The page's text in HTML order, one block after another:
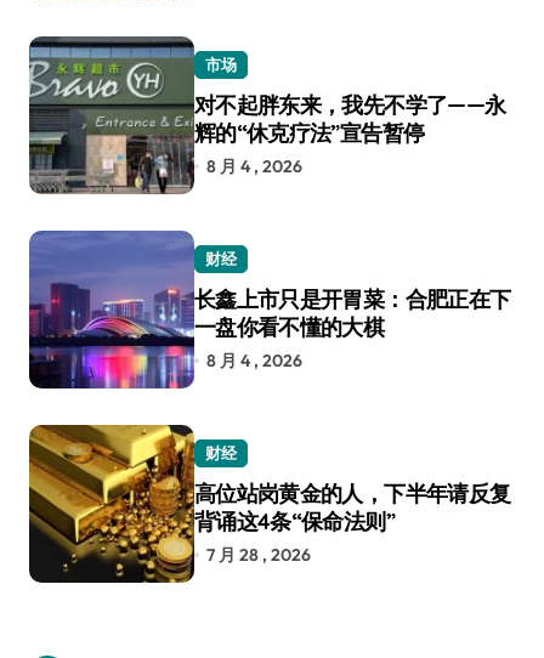
市场
对不起胖东来，我先不学了——永
辉的“休克疗法”宣告暂停
8 月 4 , 2026
财经
长鑫上市只是开胃菜：合肥正在下
一盘你看不懂的大棋
8 月 4 , 2026
财经
高位站岗黄金的人，下半年请反复
背诵这4条“保命法则”
7 月 28 , 2026